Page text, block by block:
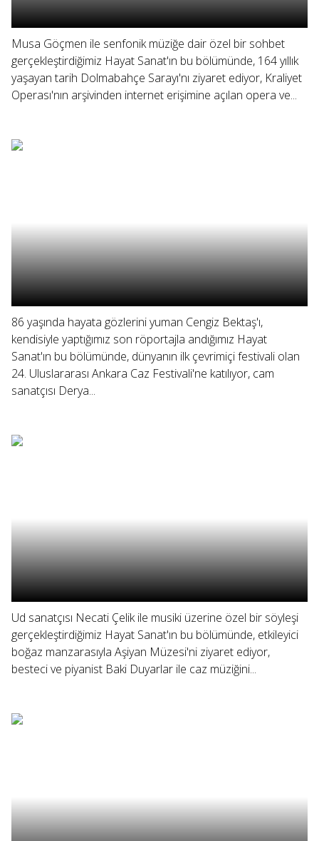
Musa Göçmen ile senfonik müziğe dair özel bir sohbet
gerçekleştirdiğimiz Hayat Sanat'ın bu bölümünde, 164 yıllık
yaşayan tarih Dolmabahçe Sarayı'nı ziyaret ediyor, Kraliyet
Operası'nın arşivinden internet erişimine açılan opera ve...
86 yaşında hayata gözlerini yuman Cengiz Bektaş'ı,
kendisiyle yaptığımız son röportajla andığımız Hayat
Sanat'ın bu bölümünde, dünyanın ilk çevrimiçi festivali olan
24. Uluslararası Ankara Caz Festivali'ne katılıyor, cam
sanatçısı Derya...
Ud sanatçısı Necati Çelik ile musiki üzerine özel bir söyleşi
gerçekleştirdiğimiz Hayat Sanat'ın bu bölümünde, etkileyici
boğaz manzarasıyla Aşiyan Müzesi'ni ziyaret ediyor,
besteci ve piyanist Baki Duyarlar ile caz müziğini...